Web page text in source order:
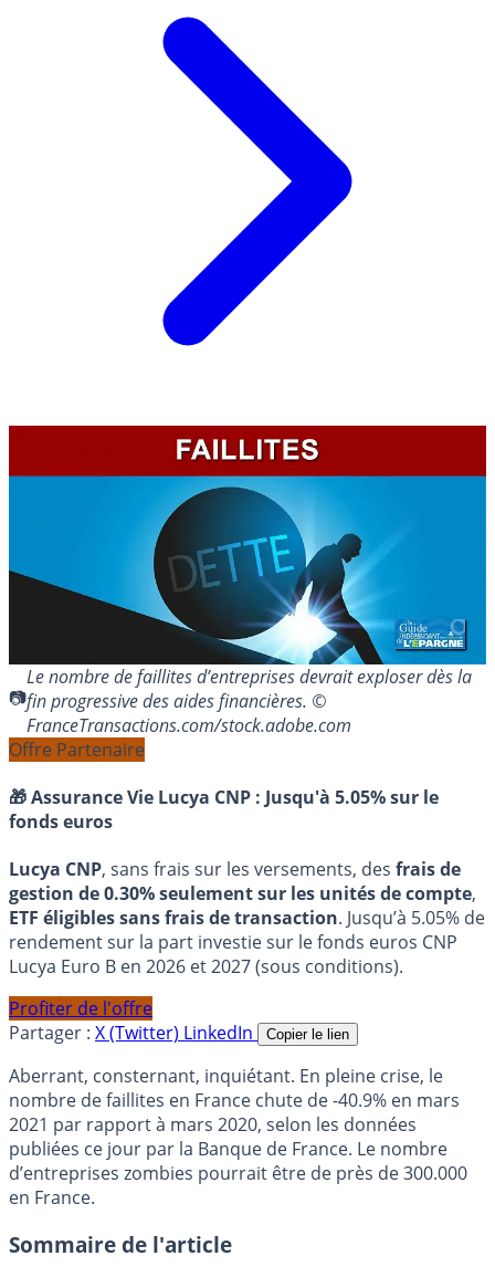
Le nombre de faillites d’entreprises devrait exploser dès la
fin progressive des aides financières. ©
FranceTransactions.com/stock.adobe.com
Offre Partenaire
🎁 Assurance Vie Lucya CNP : Jusqu'à 5.05% sur le
fonds euros
Lucya CNP, sans frais sur les versements, des frais de
gestion de 0.30% seulement sur les unités de compte,
ETF éligibles sans frais de transaction. Jusqu’à 5.05% de
rendement sur la part investie sur le fonds euros CNP
Lucya Euro B en 2026 et 2027 (sous conditions).
Profiter de l'offre
Partager : X (Twitter) LinkedIn Copier le lien
Aberrant, consternant, inquiétant. En pleine crise, le
nombre de faillites en France chute de -40.9% en mars
2021 par rapport à mars 2020, selon les données
publiées ce jour par la Banque de France. Le nombre
d’entreprises zombies pourrait être de près de 300.000
en France.
Sommaire de l'article